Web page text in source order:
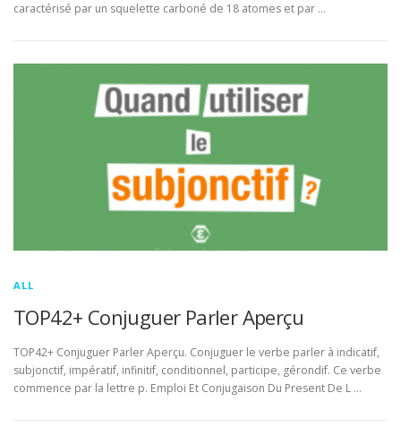
caractérisé par un squelette carboné de 18 atomes et par …
ALL
TOP42+ Conjuguer Parler Aperçu
TOP42+ Conjuguer Parler Aperçu. Conjuguer le verbe parler à indicatif,
subjonctif, impératif, infinitif, conditionnel, participe, gérondif. Ce verbe
commence par la lettre p. Emploi Et Conjugaison Du Present De L …